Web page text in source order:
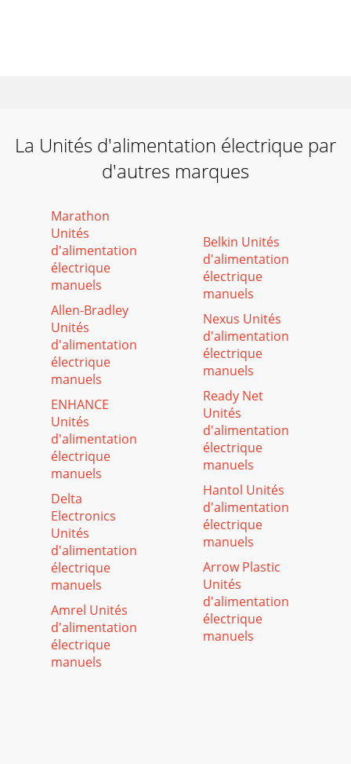
La Unités d'alimentation électrique par
d'autres marques
Marathon
Unités
d'alimentation
électrique
manuels
Allen-Bradley
Unités
d'alimentation
électrique
manuels
ENHANCE
Unités
d'alimentation
électrique
manuels
Delta
Electronics
Unités
d'alimentation
électrique
manuels
Amrel Unités
d'alimentation
électrique
manuels
Belkin Unités
d'alimentation
électrique
manuels
Nexus Unités
d'alimentation
électrique
manuels
Ready Net
Unités
d'alimentation
électrique
manuels
Hantol Unités
d'alimentation
électrique
manuels
Arrow Plastic
Unités
d'alimentation
électrique
manuels